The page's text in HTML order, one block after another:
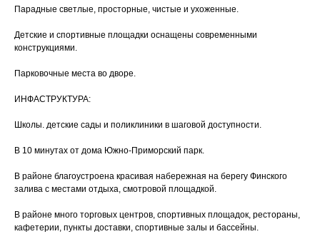
Парадные светлые, просторные, чистые и ухоженные.
Детские и спортивные площадки оснащены современными
конструкциями.
Парковочные места во дворе.
ИНФАСТРУКТУРА:
Школы. детские сады и поликлиники в шаговой доступности.
В 10 минутах от дома Южно-Приморский парк.
В районе благоустроена красивая набережная на берегу Финского
залива с местами отдыха, смотровой площадкой.
В районе много торговых центров, спортивных площадок, рестораны,
кафетерии, пункты доставки, спортивные залы и бассейны.